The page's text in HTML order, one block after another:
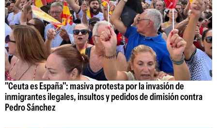
"Ceuta es España": masiva protesta por la invasión de
inmigrantes ilegales, insultos y pedidos de dimisión contra
Pedro Sánchez